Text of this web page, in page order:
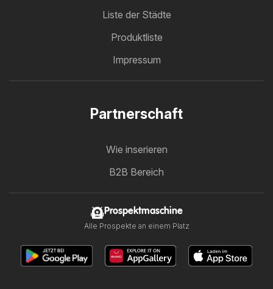
Liste der Städte
Produktliste
Impressum
Partnerschaft
Wie inserieren
B2B Bereich
Prospektmaschine
Alle Prospekte an einem Platz